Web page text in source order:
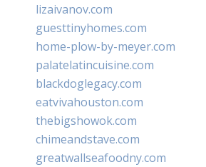
lizaivanov.com
guesttinyhomes.com
home-plow-by-meyer.com
palatelatincuisine.com
blackdoglegacy.com
eatvivahouston.com
thebigshowok.com
chimeandstave.com
greatwallseafoodny.com